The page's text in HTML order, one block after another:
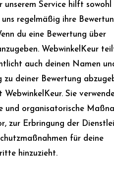
Service hilft sowohl
regelmäßig ihre
du eine Bewertung über
WebwinkelKeur
auch deinen Namen
deiner Bewertung
Sie
und organisatorische
zur Erbringung der
für deine
hinzuzieht.